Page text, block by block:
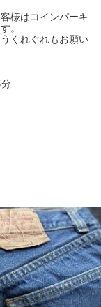
様はコインパーキ
。
くれぐれもお願い